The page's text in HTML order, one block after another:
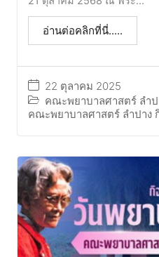
22 ตุลาคม 2025
คณะพยาบาลศาสตร์ ลำป
คณะพยาบาลศาสตร์ ลำปา
อ่านต่อคลิกที่นี่.....